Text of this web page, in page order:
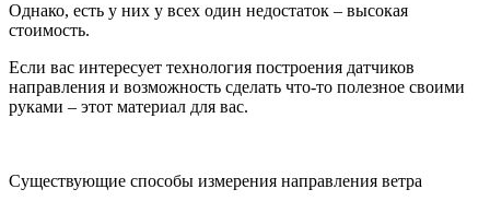
Однако, есть у них у всех один недостаток – высокая
стоимость.
Если вас интересует технология построения датчиков
направления и возможность сделать что-то полезное своими
руками – этот материал для вас.
Существующие способы измерения направления ветра